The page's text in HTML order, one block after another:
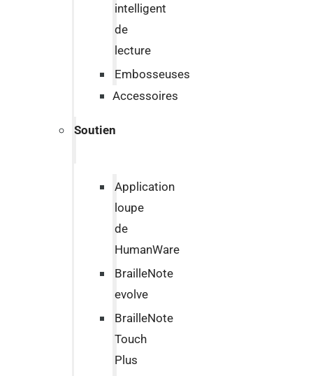
intelligent
de
lecture
Embosseuses
Accessoires
Soutien
Application
loupe
de
HumanWare
BrailleNote
evolve
BrailleNote
Touch
Plus